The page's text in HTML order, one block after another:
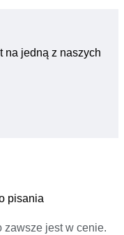
na jedną z naszych
pisania
zawsze jest w cenie.